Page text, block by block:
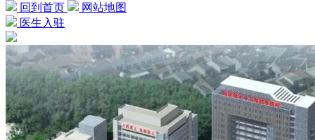
回到首页
网站地图
医生入驻